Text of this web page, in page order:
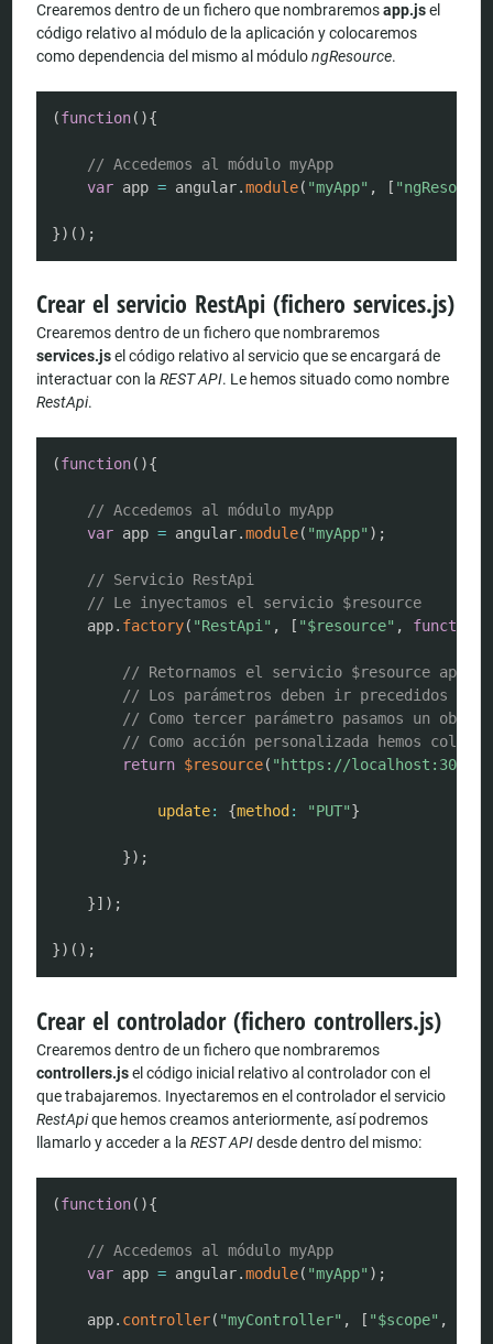
Crearemos dentro de un fichero que nombraremosapp.jsel
código relativo al módulo de la aplicación y colocaremos
como dependencia del mismo al módulongResource.
(function( ){
// Accedemos al módulo myApp
var app = angular.module( "myApp" , [
}) ( ) ;
Crear el servicio RestApi (fichero services.js)
Crearemos dentro de un fichero que nombraremos
services.jsel código relativo al servicio que se encargará de
interactuar con laREST API. Le hemos situado como nombre
RestApi.
(function( ){
// Accedemos al módulo myApp
var app = angular.module( "myApp" ) ;
// Servicio RestApi
// Le inyectamos el servicio $resource
	app
. factory( "RestApi" , [ "$resource" , function
// Retornamos el servicio $resource
// Los parámetros deben ir precedidos de
// Como tercer parámetro pasamos un
// Como acción personalizada hemos
return $resource( "https://localhost:3000/
update: {method : "PUT"}
}) ;
}] ) ;
}) ( ) ;
Crear el controlador (fichero controllers.js)
Crearemos dentro de un fichero que nombraremos
controllers.jsel código inicial relativo al controlador con el
que trabajaremos. Inyectaremos en el controlador el servicio
RestApique hemos creamos anteriormente, así podremos
llamarlo y acceder a laREST APIdesde dentro del mismo:
(function( ){
// Accedemos al módulo myApp
var app = angular.module( "myApp" ) ;
	app
. controller( "myController" , [ "$scope" ,